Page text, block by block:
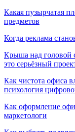
Какая пузырчатая
предметов
Когда реклама
Крыша над головой
это серьёзный
Как чистота офиса
психология
Как оформление
маркетологи